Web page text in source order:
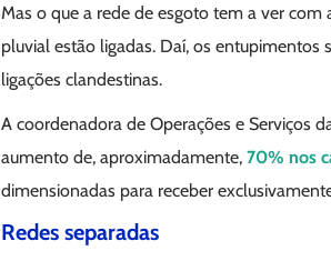
Mas o que a rede de esgoto tem a ver com
pluvial estão ligadas. Daí, os
ligações clandestinas.
A coordenadora de Operações e Serviços
aumento de, aproximadamente, 70% nos
dimensionadas para receber
Redes separadas